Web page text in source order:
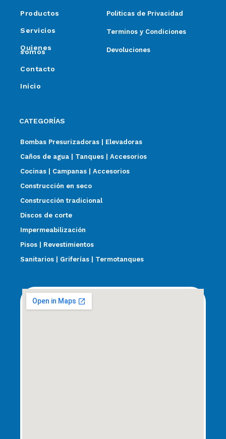
Productos
Servicios
Quienes
somos
Contacto
Inicio
Politicas de Privacidad
Terminos y Condiciones
Devoluciones
CATEGORÍAS
Bombas Presurizadoras | Elevadoras
Caños de agua | Tanques | Accesorios
Cocinas | Campanas | Accesorios
Construcción en seco
Construcción tradicional
Discos de corte
Impermeabilización
Pisos | Revestimientos
Sanitarios | Griferías | Termotanques